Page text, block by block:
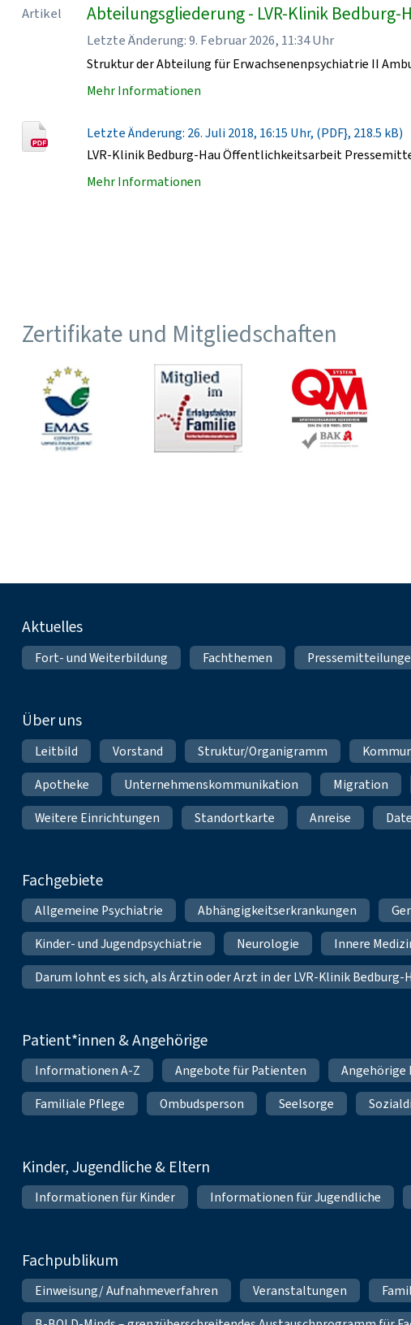
Artikel Abteilungsgliederung - LVR-Klinik Bedburg-
Letzte Änderung: 9. Februar 2026, 11:34 Uhr
Struktur der Abteilung für Erwachsenenpsychiatrie II
Mehr Informationen
Letzte Änderung: 26. Juli 2018, 16:15 Uhr, (PDF}, 218.5 kB)
LVR-Klinik Bedburg-Hau Öffentlichkeitsarbeit
Mehr Informationen
Zertifikate und Mitgliedschaften
Fußnavigation
Aktuelles
Fort- und Weiterbildung Fachthemen
Über uns
Leitbild Vorstand Struktur/Organigramm
Apotheke
Unternehmenskommunikation Migration
Weitere Einrichtungen
Standortkarte Anreise
Fachgebiete
Allgemeine Psychiatrie Abhängigkeitserkrankungen
Kinder- und Jugendpsychiatrie
Neurologie Innere
Darum lohnt es sich, als Ärztin oder Arzt in der LVR-Klinik Bedburg-
Patient*innen & Angehörige
Informationen A-Z Angebote für Patienten Angehörige
Familiale Pflege
Ombudsperson Seelsorge
Kinder, Jugendliche & Eltern
Informationen für Kinder Informationen für Jugendliche
Fachpublikum
Einweisung/ Aufnahmeverfahren Veranstaltungen